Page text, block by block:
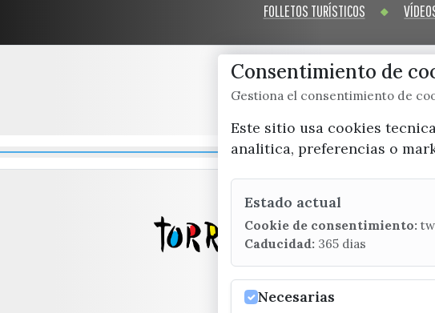
FOLLETOS TURÍSTICOS
Consentimiento de
Gestiona el consentimiento de
Este sitio usa cookies
analitica, preferencias o
Estado actual
Cookie de consentimiento:
Caducidad: 365 dias
Necesarias